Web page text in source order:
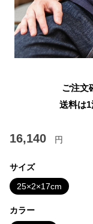
ご注文
送料は1
16,140 円
サイズ
25×2×17cm
カラー